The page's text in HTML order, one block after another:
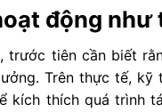
động như
, trước tiên cần biết
Trên thực tế,
kích thích quá trình